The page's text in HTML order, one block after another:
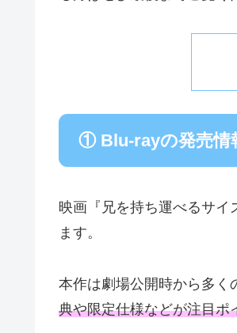
① Blu‑rayの発売情
映画『兄を持ち運べるサイ
ます。
本作は劇場公開時から多く
典や限定仕様などが注目ポ